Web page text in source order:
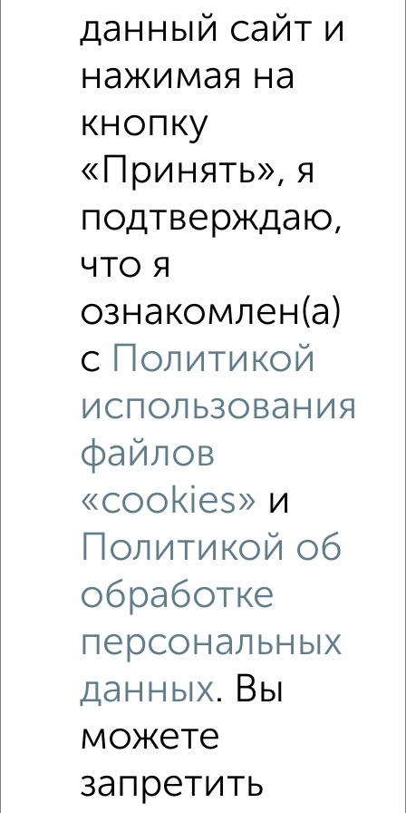
5 553 144
5 250 000
Средняя цена район
Это предложение
Средняя цена по городу
Похожие предложения рядом
2‑комнатные квартиры недалеко от Серпухов
Недалеко от Серпухов с ценой ниже
данный сайт и
нажимая на
кнопку
«Принять», я
подтверждаю,
что я
ознакомлен(а)
с Политикой
использования
файлов
«cookies» и
Политикой об
обработке
персональных
данных. Вы
можете
запретить